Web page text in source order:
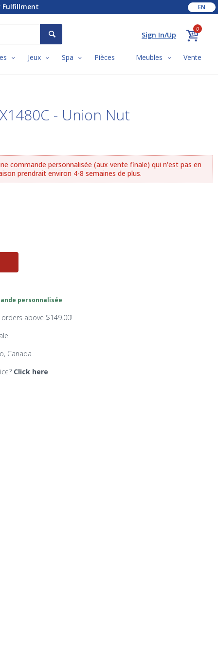
Fulfillment EN
Sign In/Up
0
Jeux Spa Pièces Meubles Vente
- Union Nut
commande personnalisée (aux vente finale) qui n'est pas en
prendrait environ 4-8 semaines de plus.
personnalisée
above $149.00!
Canada
Click here